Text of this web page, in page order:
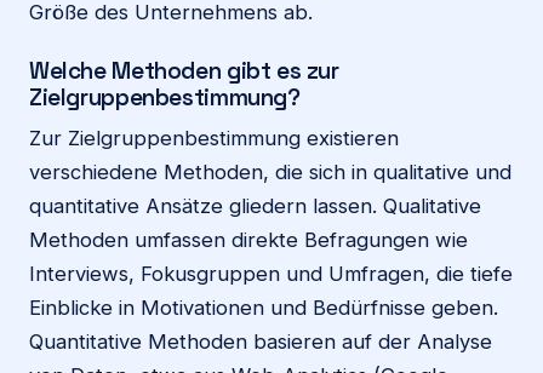
Größe des Unternehmens ab.
Welche Methoden gibt es zur
Zielgruppenbestimmung?
Zur Zielgruppenbestimmung existieren
verschiedene Methoden, die sich in qualitative und
quantitative Ansätze gliedern lassen. Qualitative
Methoden umfassen direkte Befragungen wie
Interviews, Fokusgruppen und Umfragen, die tiefe
Einblicke in Motivationen und Bedürfnisse geben.
Quantitative Methoden basieren auf der Analyse